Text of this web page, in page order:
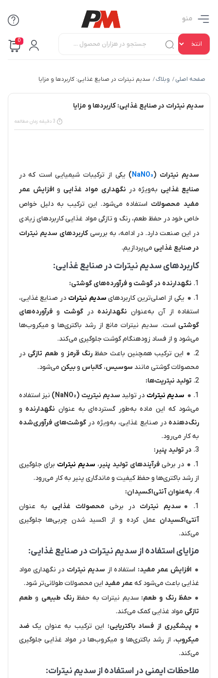
منو
0
صفحه اصلی / وبلاگ/ سدیم نیترات در صنایع غذایی: کاربردها و مزایا
سدیم نیترات در صنایع غذایی: کاربردها و مزایا
3 دقیقه زمان مطالعه
سدیم نیترات (NaNO₃
) یکی از ترکیبات شیمیایی است که در
صنایع غذایی به‌ویژه در نگهداری مواد غذایی و افزایش عمر
مفید محصولات استفاده می‌شود. این ترکیب به دلیل خواص
خاص خود در حفظ طعم، رنگ و تازگی مواد غذایی کاربردهای زیادی
در این صنعت دارد. در ادامه، به بررسیکاربردهای سدیم نیترات
در صنایع غذایی می‌پردازیم.
کاربردهای سدیم نیترات در صنایع غذایی:
نگهدارنده در گوشت و فرآورده‌های گوشتی:
یکی از اصلی‌ترین کاربردهای سدیم نیترات در صنایع غذایی،
استفاده از آن به‌عنوان نگهدارنده درگوشت وفرآورده‌های
گوشتی است. سدیم نیترات مانع از رشد باکتری‌ها و میکروب‌ها
می‌شود و از فساد زودهنگام گوشت جلوگیری می‌کند.
این ترکیب همچنین باعث حفظرنگ قرمز و طعم تازگی در
محصولات گوشتی مانند سوسیس، کالباس وبیکن می‌شود.
تولید نیتریت‌ها:
سدیم نیترات در تولید سدیم نیتریت (NaNO₂)
نیز استفاده
می‌شود که این ماده به‌طور گسترده‌ای به عنوان نگهدارنده و
رنگ‌دهنده در صنایع غذایی، به‌ویژه در گوشت‌های فرآوری‌شده
به کار می‌رود.
در تولید پنیر:
در برخی فرآیندهای تولید پنیر، سدیم نیترات برای جلوگیری
از رشد باکتری‌ها و حفظ کیفیت و ماندگاری پنیر به کار می‌رود.
به‌عنوان آنتی‌اکسیدان:
سدیم نیترات در برخی محصولات غذایی به عنوان
آنتی‌اکسیدان عمل کرده و از اکسید شدن چربی‌ها جلوگیری
می‌کند.
مزایای استفاده از سدیم نیترات در صنایع غذایی:
افزایش عمر مفید: استفاده از سدیم نیترات در نگهداری مواد
غذایی باعث می‌شود که عمر مفید این محصولات طولانی‌تر شود.
حفظ رنگ و طعم: سدیم نیترات به حفظرنگ طبیعی و طعم
تازگی مواد غذایی کمک می‌کند.
پیشگیری از فساد باکتریایی: این ترکیب به عنوان یکضد
میکروب، از رشد باکتری‌ها و میکروب‌ها در مواد غذایی جلوگیری
می‌کند.
ملاحظات ایمنی در استفاده از سدیم نیترات: